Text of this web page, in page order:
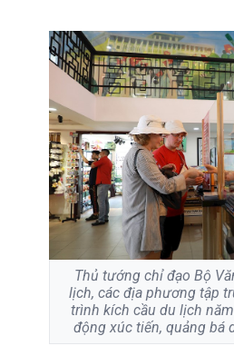
Thủ tướng chỉ đạo Bộ
lịch, các địa phương tập
trình kích cầu du lịch
động xúc tiến, quảng bá